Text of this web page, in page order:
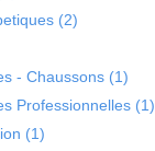
(2)
- Chaussons (1)
Professionnelles (1)
(1)